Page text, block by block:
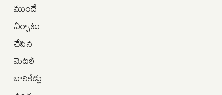
ముందే
ఏర్పాటు
చేసిన
మెటల్
బారికేడ్లు